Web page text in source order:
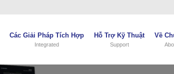
Các Giải Pháp Tích Hợp
Integrated
Hỗ Trợ Kỹ Thuật
Support
Về